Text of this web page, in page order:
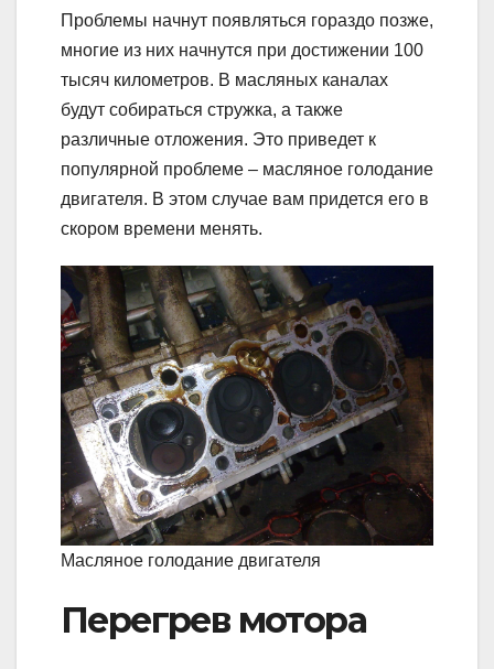
Проблемы начнут появляться гораздо позже,
многие из них начнутся при достижении 100
тысяч километров. В масляных каналах
будут собираться стружка, а также
различные отложения. Это приведет к
популярной проблеме – масляное голодание
двигателя. В этом случае вам придется его в
скором времени менять.
Масляное голодание двигателя
Перегрев мотора